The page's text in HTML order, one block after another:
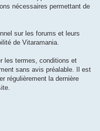
nécessaires permettant de
sur les forums et leurs
de Vitaramania.
les termes, conditions et
sans avis préalable. Il est
régulièrement la dernière